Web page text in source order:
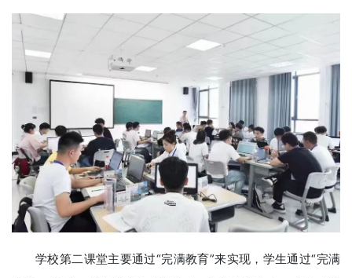
学校第二课堂主要通过“完满教育”来实现，学生通过“完满